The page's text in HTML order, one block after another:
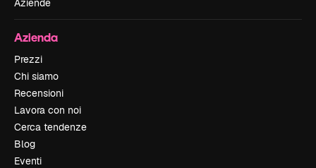
Aziende
Azienda
Prezzi
Chi siamo
Recensioni
Lavora con noi
Cerca tendenze
Blog
Eventi